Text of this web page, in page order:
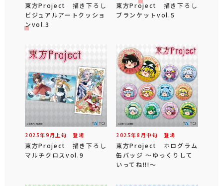
東方Project 描き下ろし
ビジュアルアートクッショ
ンvol.3
東方Project 描き下ろし
ブランケットvol.5
2025年9 月 上旬 登場
東方Project 描き下ろし
マルチクロスvol.9
2025年8 月中旬 登場
東方Project ホログラム
缶バッジ ～ゆっくりして
いってね!!!～